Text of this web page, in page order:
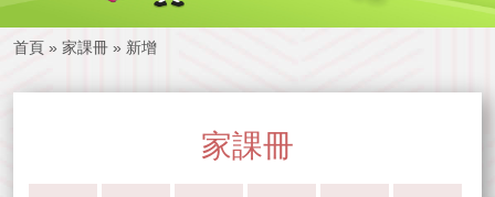
首頁 » 家課冊 » 新增
家課冊